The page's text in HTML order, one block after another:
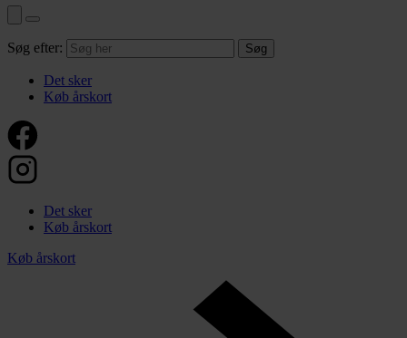
Søg efter:
Det sker
Køb årskort
Det sker
Køb årskort
Køb årskort